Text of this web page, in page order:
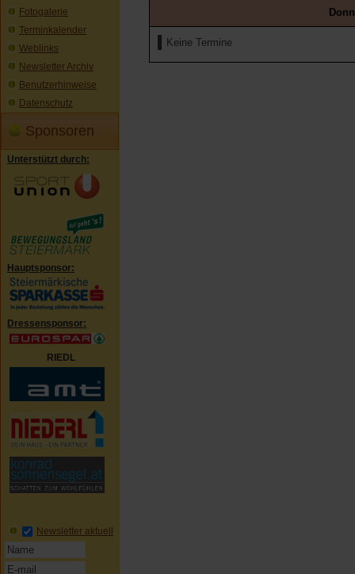
Fotogalerie
Terminkalender
Weblinks
Newsletter Archiv
Benutzerhinweise
Datenschutz
Sponsoren
Unterstützt durch:
Hauptsponsor:
Dressensponsor:
RIEDL
Newsletter aktuell
Keine Termine